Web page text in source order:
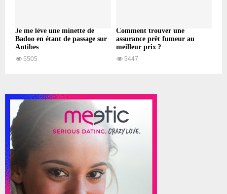
Je me lève une minette de
Badoo en étant de passage sur
Antibes
5505
Comment trouver une
assurance prêt fumeur au
meilleur prix ?
5447